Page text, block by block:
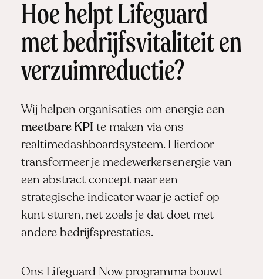
Hoe helpt Lifeguard
met bedrijfsvitaliteit en
verzuimreductie?
Wij helpen organisaties om energie een
meetbare KPI te maken via ons
realtimedashboardsysteem. Hierdoor
transformeer je medewerkersenergie van
een abstract concept naar een
strategische indicator waar je actief op
kunt sturen, net zoals je dat doet met
andere bedrijfsprestaties.
Ons Lifeguard Now programma bouwt